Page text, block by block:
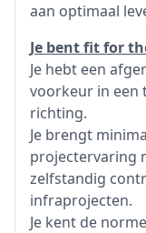
aan optimaal
Je bent fit for
Je hebt een
voorkeur in een
richting.
Je brengt
projectervaring
zelfstandig
infraprojecten.
Je kent de